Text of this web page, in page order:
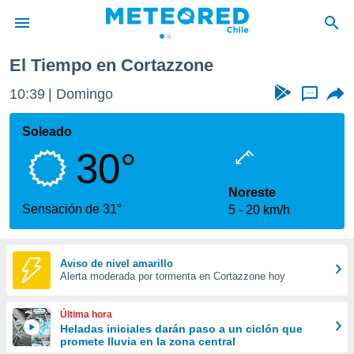
de
por
que se
calidad.
a este
las
y
forma
digital
basada
El Tiempo en Cortazzone
10:39 Domingo ...
Soleado
30°
Sensación de 31°
Noreste
5
20 km/h
Aviso de nivel amarillo
Alerta moderada por tormenta en Cortazzone hoy
Última hora
Heladas iniciales darán paso a un ciclón que
promete lluvia en la zona central